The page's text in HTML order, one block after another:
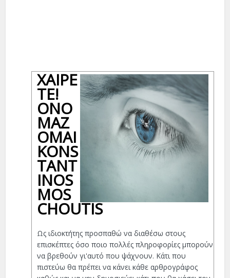
ΧΑΊΡΕ
ΤΕ!
ΟΝΟ
ΜΆΖ
ΟΜΑΙ
KONS
TANT
INOS
MOS
CHOUTIS
Ως ιδιοκτήτης προσπαθώ να διαθέσω στους
επισκέπτες όσο ποιο πολλές πληροφορίες μπορούν
να βρεθούν γι'αυτό που ψάχνουν. Κάτι που
πιστεύω θα πρέπει να κάνει κάθε αρθρογράφος